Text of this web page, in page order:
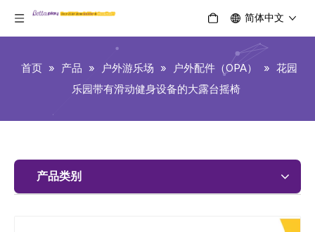
简体中文
首页 » 产品 » 户外游乐场 » 户外配件（OPA） » 花园
乐园带有滑动健身设备的大露台摇椅
产品类别